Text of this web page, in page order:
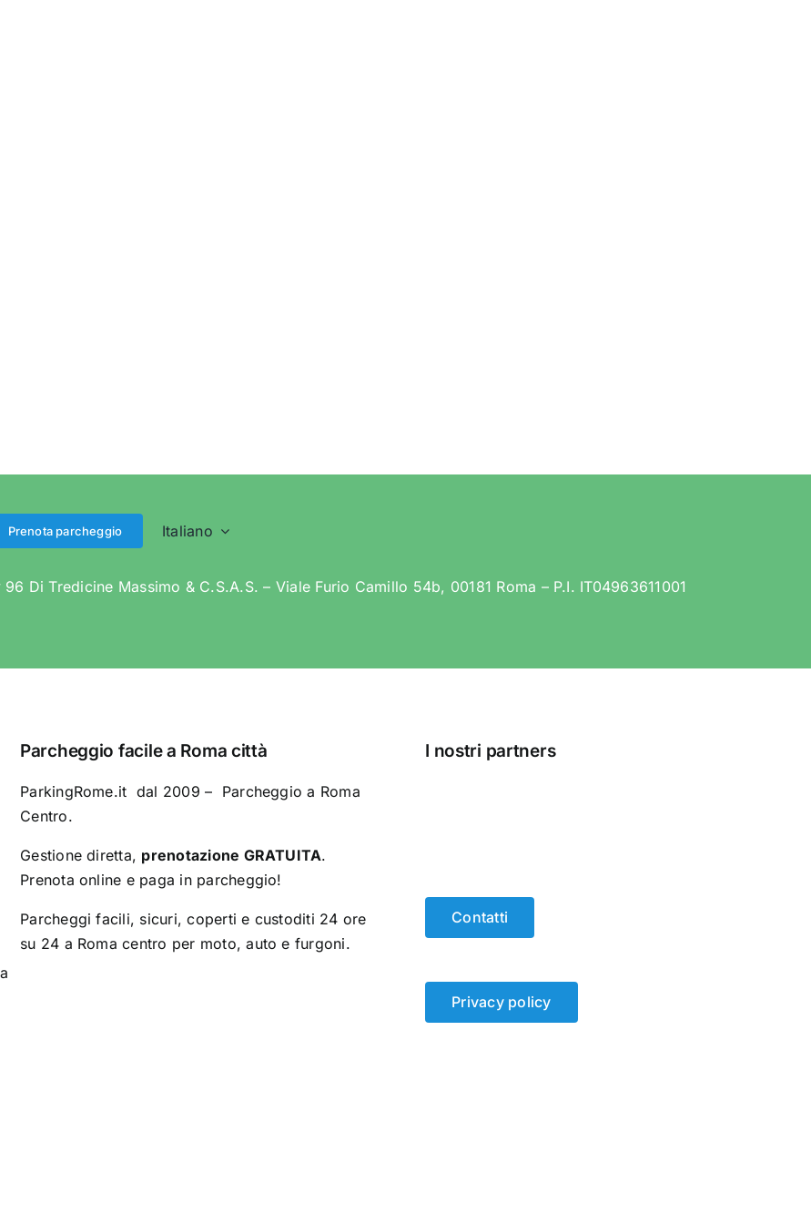
Prenota parcheggio Italiano
Di Tredicine Massimo & C.S.A.S. – Viale Furio Camillo 54b, 00181 Roma – P.I. IT04963611001
Parcheggio facile a Roma città
ParkingRome.it dal 2009 – Parcheggio a Roma
Centro.
Gestione diretta, prenotazione GRATUITA.
Prenota online e paga in parcheggio!
Parcheggi facili, sicuri, coperti e custoditi 24 ore
su 24 a Roma centro per moto, auto e furgoni.
I nostri partners
Contatti
Privacy policy